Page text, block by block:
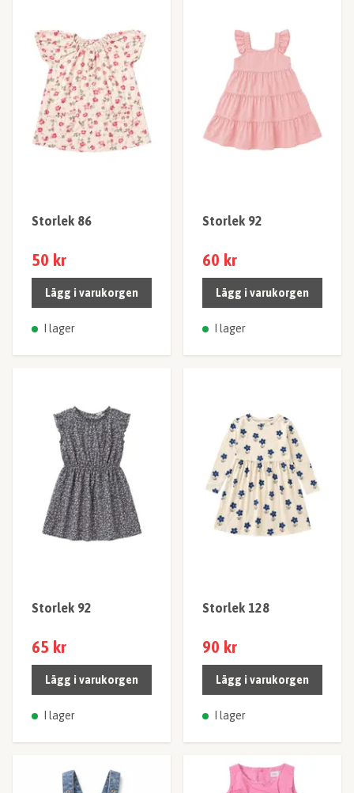
Storlek 86
50 kr
Lägg i varukorgen
I lager
Storlek 92
60 kr
Lägg i varukorgen
I lager
Storlek 92
65 kr
Lägg i varukorgen
I lager
Storlek 128
90 kr
Lägg i varukorgen
I lager